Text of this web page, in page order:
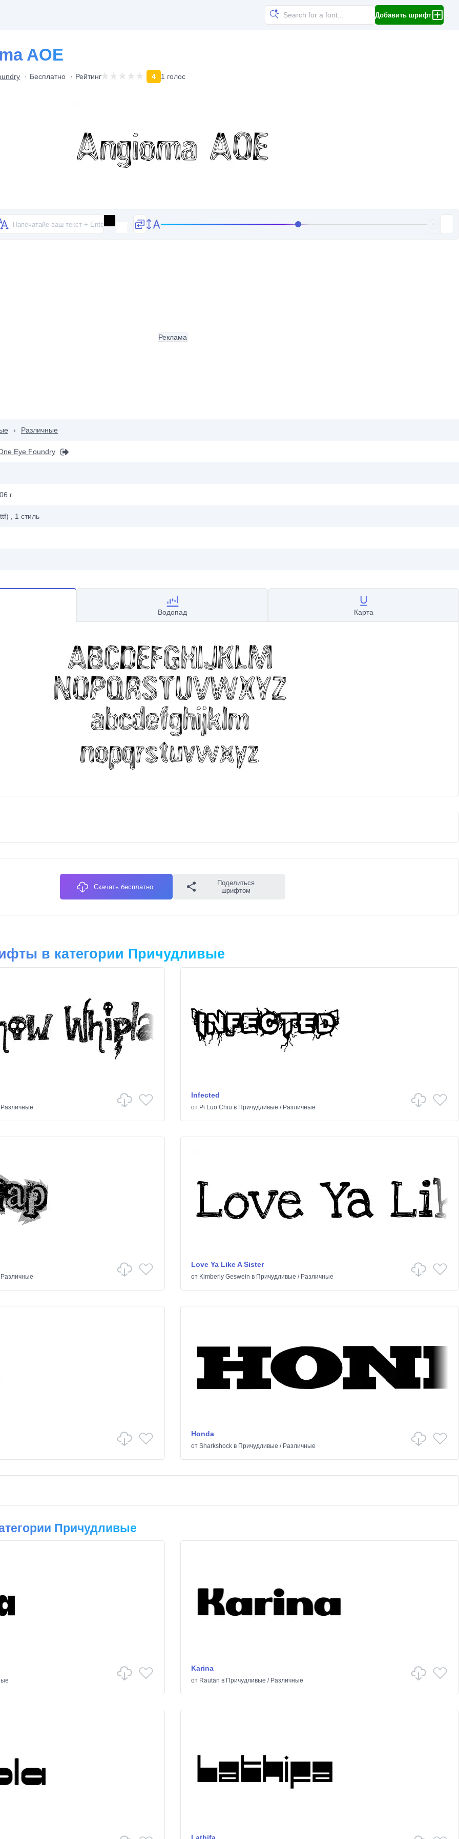
Добавить шрифт
AOE
Бесплатно Рейтинг 4 1 голос
› Различные
Eye Foundry
г.
, 1 стиль
Реклама
Водопад Карта
Скачать бесплатно
Поделиться
шрифтом
в категории Причудливые
Различные
Infected
от Pi Luo Chiu в Причудливые / Различные
Различные
Love Ya Like A Sister
от Kimberly Geswein в Причудливые / Различные
Honda
от Sharkshockв Причудливые / Различные
Причудливые
Karina
от Rautan в Причудливые / Различные